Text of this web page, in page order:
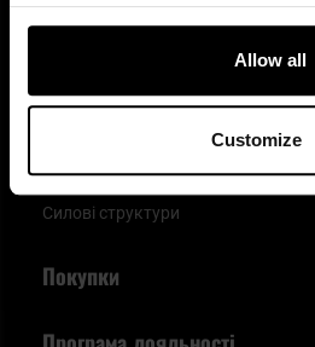
Allow all
Customize
Детальніше про нас
Силові структури
Покупки